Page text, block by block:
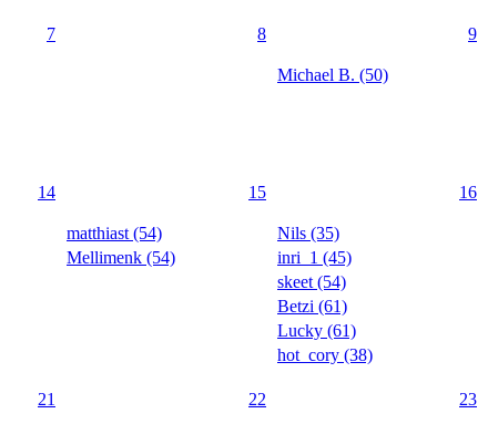
7 8 9
Michael B. (50)
14 15
matthiast (54)
Mellimenk (54)
16
Nils (35)
inri_1 (45)
skeet (54)
Betzi (61)
Lucky (61)
hot_cory (38)
21 22 23